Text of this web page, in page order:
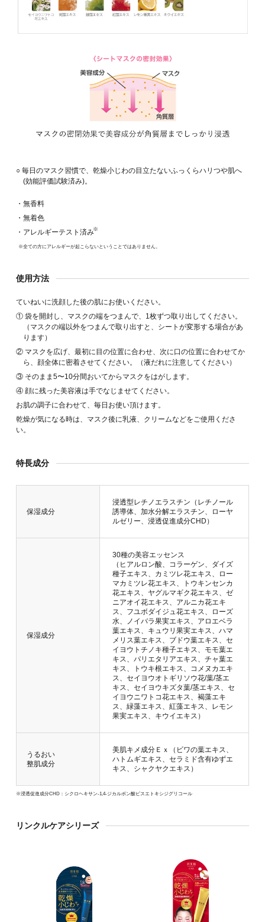
○ 毎日のマスク習慣で、乾燥小じわの目立たないふっくらハリつや肌へ
(効能評価試験済み)。
・無香料
・無着色
・アレルギーテスト済み※
※全ての方にアレルギーが起こらないということではありません。
使用方法
ていねいに洗顔した後の肌にお使いください。
① 袋を開封し、マスクの端をつまんで、1枚ずつ取り出してください。
（マスクの端以外をつまんで取り出すと、シートが変形する場合があ
ります）
② マスクを広げ、最初に目の位置に合わせ、次に口の位置に合わせてか
ら、顔全体に密着させてください。（液だれに注意してください）
③ そのまま5〜10分間おいてからマスクをはがします。
④ 顔に残った美容液は手でなじませてください。
お肌の調子に合わせて、毎日お使い頂けます。
乾燥が気になる時は、マスク後に乳液、クリームなどをご使用くださ
い。
特長成分
保湿成分
浸透型レチノエラスチン（レチノール
誘導体、加水分解エラスチン、ローヤ
ルゼリー、浸透促進成分CHD）
保湿成分
30種の美容エッセンス
（ヒアルロン酸、コラーゲン、ダイズ
種子エキス、カミツレ花エキス、ロー
マカミツレ花エキス、トウキンセンカ
花エキス、ヤグルマギク花エキス、ゼ
ニアオイ花エキス、アルニカ花エキ
ス、フユボダイジュ花エキス、ローズ
水、ノイバラ果実エキス、アロエベラ
葉エキス、キュウリ果実エキス、ハマ
メリス葉エキス、ブドウ葉エキス、セ
イヨウトチノキ種子エキス、モモ葉エ
キス、パリエタリアエキス、チャ葉エ
キス、トウキ根エキス、コメヌカエキ
ス、セイヨウオトギリソウ花/葉/茎エ
キス、セイヨウキズタ葉/茎エキス、セ
イヨウニワトコ花エキス、褐藻エキ
ス、緑藻エキス、紅藻エキス、レモン
果実エキス、キウイエキス）
うるおい
整肌成分
美肌キメ成分Ｅｘ（ビワの葉エキス、
ハトムギエキス、セラミド含有ゆずエ
キス、シャクヤクエキス）
※浸透促進成分CHD：シクロヘキサン-1,4-ジカルボン酸ビスエトキシジグリコール
リンクルケアシリーズ